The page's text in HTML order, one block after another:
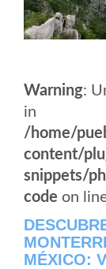
Warning:
in
/home/
content/
snippets/
code on
MÉXICO: